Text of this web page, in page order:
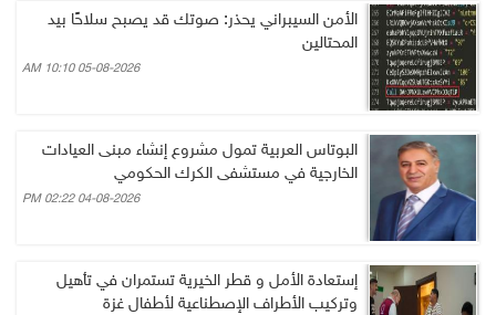
الأمن السيبراني يحذر: صوتك قد يصبح سلاحًا بيد
المحتالين
05-08-2026 10:10 AM
البوتاس العربية تمول مشروع إنشاء مبنى العيادات
الخارجية في مستشفى الكرك الحكومي
04-08-2026 02:22 PM
إستعادة الأمل و قطر الخيرية تستمران في تأهيل
وتركيب الأطراف الإصطناعية لأطفال غزة